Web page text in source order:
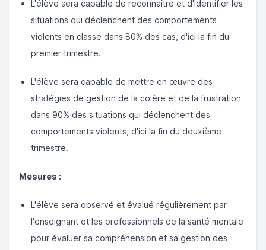
L'élève sera capable de reconnaître et d'identifier les
situations qui déclenchent des comportements
violents en classe dans 80% des cas, d'ici la fin du
premier trimestre.
L'élève sera capable de mettre en œuvre des
stratégies de gestion de la colère et de la frustration
dans 90% des situations qui déclenchent des
comportements violents, d'ici la fin du deuxième
trimestre.
Mesures :
L'élève sera observé et évalué régulièrement par
l'enseignant et les professionnels de la santé mentale
pour évaluer sa compréhension et sa gestion des